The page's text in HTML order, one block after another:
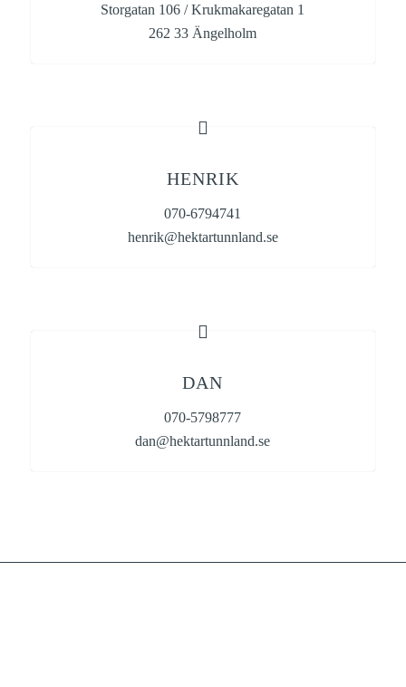
Storgatan 106 / Krukmakaregatan 1
262 33 Ängelholm
HENRIK
070-6794741
henrik@hektartunnland.se
DAN
070-5798777
dan@hektartunnland.se